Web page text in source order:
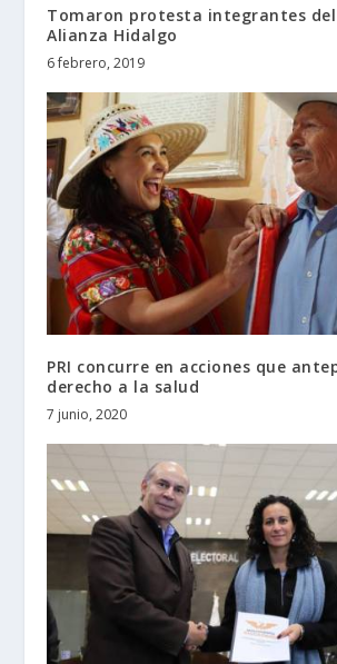
Tomaron protesta integrantes del
Alianza Hidalgo
6 febrero, 2019
PRI concurre en acciones que
derecho a la salud
7 junio, 2020